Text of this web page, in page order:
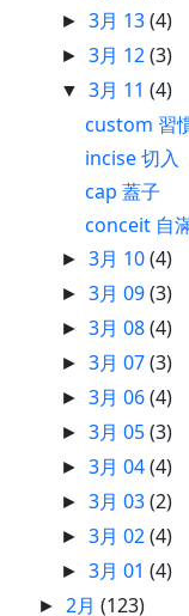
►3月 13(4)
►3月 12(3)
▼3月 11(4)
custom 習
incise 切入
cap 蓋子
conceit 自
►3月 10(4)
►3月 09(3)
►3月 08(4)
►3月 07(3)
►3月 06(4)
►3月 05(3)
►3月 04(4)
►3月 03(2)
►3月 02(4)
►3月 01(4)
► 2月(123)